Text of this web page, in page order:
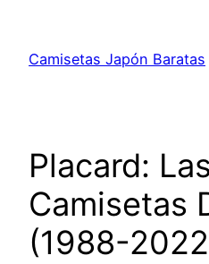
contenido
Camisetas Japón Baratas
Placard: Las
Camisetas
(1988-